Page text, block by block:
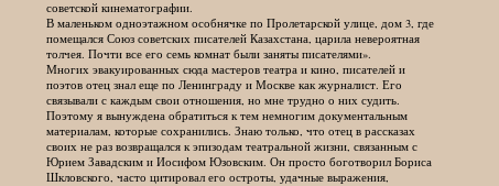
советской кинематографии.
В маленьком одноэтажном особнячке по Пролетарской улице, дом 3, где
помещался Союз советских писателей Казахстана, царила невероятная
толчея. Почти все его семь комнат были заняты писателями».
Многих эвакуированных сюда мастеров театра и кино, писателей и
поэтов отец знал еще по Ленинграду и Москве как журналист. Его
связывали с каждым свои отношения, но мне трудно о них судить.
Поэтому я вынуждена обратиться к тем немногим документальным
материалам, которые сохранились. Знаю только, что отец в рассказах
своих не раз возвращался к эпизодам театральной жизни, связанным с
Юрием Завадским и Иосифом Юзовским. Он просто боготворил Бориса
Шкловского, часто цитировал его остроты, удачные выражения,